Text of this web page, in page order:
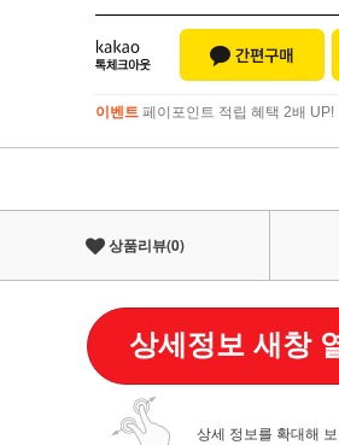
이벤트 페이포인트 적립 혜택 2배 UP!
이벤트페이포인트 적립 혜택 2배 UP!
상품리뷰(0)
상세정보 새창
상세 정보를 확대해